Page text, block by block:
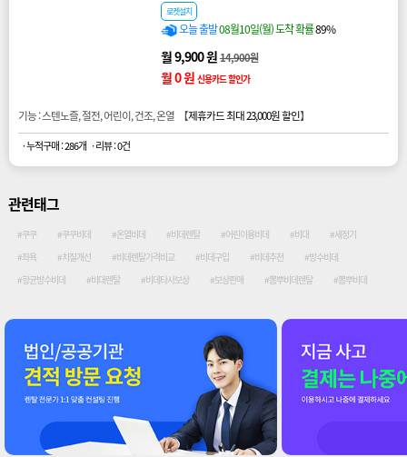
로켓설치
오늘 출발08월10일(월) 도착 확률89%
월 9,900 원14,900원
월 0 원 신용카드 할인가
기능 : 스텐노즐, 절전, 어린이, 건조, 온열 【제휴카드 최대 23,000원 할인】
· 누적구매 : 286개 · 리뷰 : 0건
관련태그
#쿠쿠 #쿠쿠비데 #온열비데 #비데렌탈 #어린이용비데 #비대
#세정기
#좌욕
#치질개선 #비데렌탈가격비교 #비데구입 #비데추천
#방수비데
#항균방수비데
#비대렌탈 #비데타사보상 #보상판매 #뽐뿌비데렌탈 #뽐뿌비데